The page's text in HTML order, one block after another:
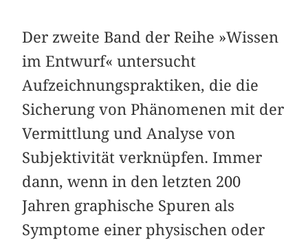
Der zweite Band der Reihe »Wissen
im Entwurf« untersucht
Aufzeichnungspraktiken, die die
Sicherung von Phänomenen mit der
Vermittlung und Analyse von
Subjektivität verknüpfen. Immer
dann, wenn in den letzten 200
Jahren graphische Spuren als
Symptome einer physischen oder